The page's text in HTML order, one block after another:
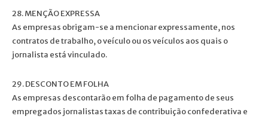
28. MENÇÃO EXPRESSA
As empresas obrigam-se a mencionar expressamente, nos
contratos de trabalho, o veículo ou os veículos aos quais o
jornalista está vinculado.
29. DESCONTO EM FOLHA
As empresas descontarão em folha de pagamento de seus
empregados jornalistas taxas de contribuição confederativa e